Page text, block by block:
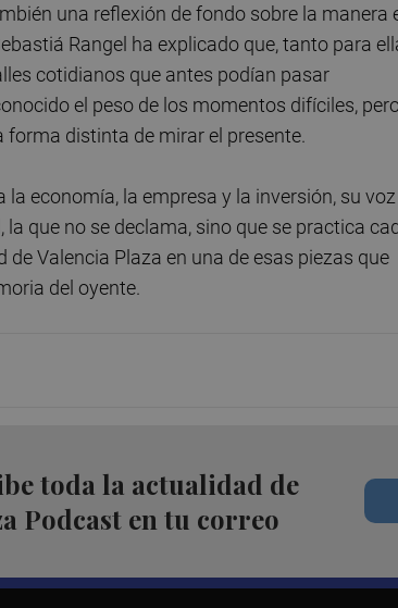
una reflexión de fondo sobre la manera
Rangel ha explicado que, tanto para
cotidianos que antes podían pasar
el peso de los momentos difíciles,
distinta de mirar el presente.
economía, la empresa y la inversión, su voz
que no se declama, sino que se practica
Valencia Plaza en una de esas piezas que
del oyente.
toda la actualidad de
Podcast en tu correo